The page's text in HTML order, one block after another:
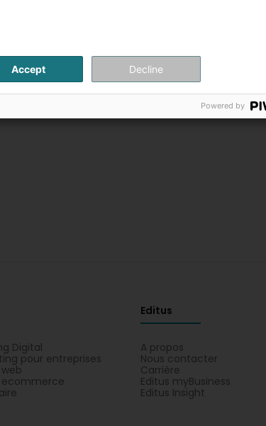
Digital
pour entreprises
ecommerce
Editus
A propos
Nous contacter
Carrière
Editus myBusiness
Editus Insight
Accept Decline
Powered by